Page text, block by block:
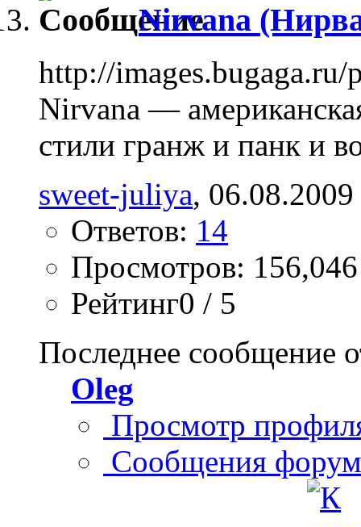
Nirvana
http://
Nirvana —
стили гранж и панк и
sweet-juliya,
Ответов: 14
Просмотров: 156,046
Рейтинг0 / 5
Последнее сообщение
Oleg
Просмотр
Сообщения